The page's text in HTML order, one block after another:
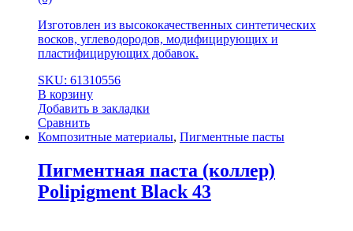
Изготовлен из высококачественных синтетических
восков, углеводородов, модифицирующих и
пластифицирующих добавок.
SKU: 61310556
В корзину
Добавить в закладки
Сравнить
Композитные материалы, Пигментные пасты
Пигментная паста (коллер)
Polipigment Black 43